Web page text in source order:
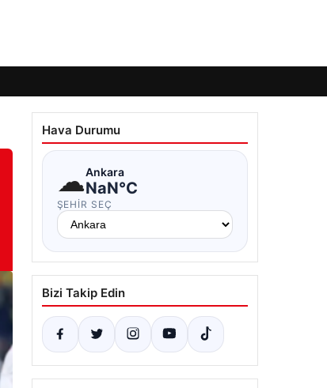
Hava Durumu
☁Ankara
NaN°C
ŞEHIR SEÇ
Bizi Takip Edin